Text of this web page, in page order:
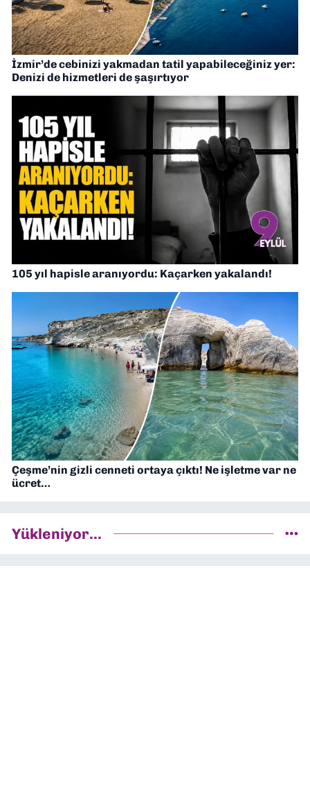
İzmir’de cebinizi yakmadan tatil yapabileceğiniz yer:
Denizi de hizmetleri de şaşırtıyor
105 yıl hapisle aranıyordu: Kaçarken yakalandı!
Çeşme’nin gizli cenneti ortaya çıktı! Ne işletme var ne
ücret…
Yükleniyor...